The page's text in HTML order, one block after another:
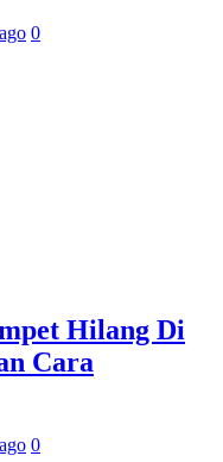
0
Hilang Di
Cara
0